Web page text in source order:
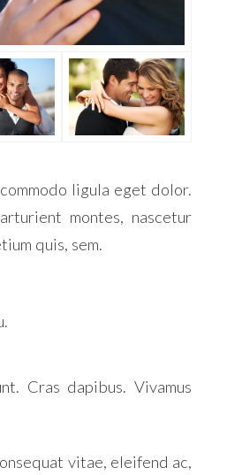
ligula eget dolor.
montes, nascetur
quis, sem.
Cras dapibus. Vivamus
vitae, eleifend ac,